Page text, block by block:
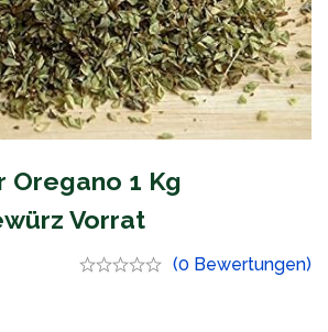
Oregano 1 Kg
Vorrat
(0 Bewertungen)